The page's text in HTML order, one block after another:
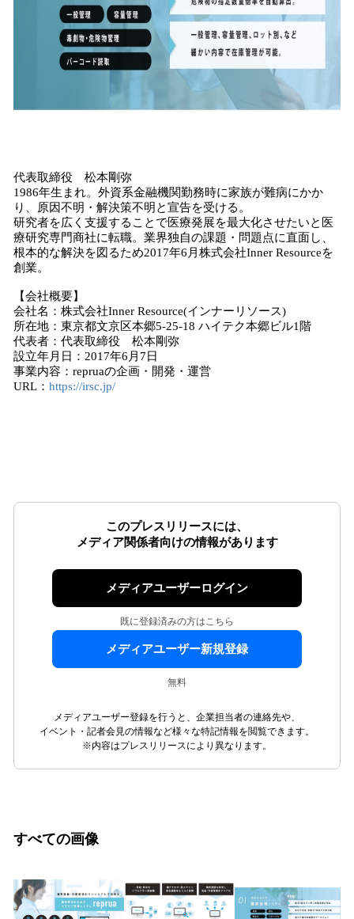
代表取締役 松本剛弥
1986年生まれ。外資系金融機関勤務時に家族が難病にかか
り、原因不明・解決策不明と宣告を受ける。
研究者を広く支援することで医療発展を最大化させたいと医
療研究専門商社に転職。業界独自の課題・問題点に直面し、
根本的な解決を図るため2017年6月株式会社Inner Resourceを
創業。
【会社概要】
会社名：株式会社Inner Resource(インナーリソース)
所在地：東京都文京区本郷5-25-18 ハイテク本郷ビル1階
代表者：代表取締役 松本剛弥
設立年月日：2017年6月7日
事業内容：repruaの企画・開発・運営
URL： https://irsc.jp/
このプレスリリースには、
メディア関係者向けの情報があります
メディアユーザーログイン
既に登録済みの方はこちら
メディアユーザー新規登録
無料
メディアユーザー登録を行うと、企業担当者の連絡先や、
イベント・記者会見の情報など様々な特記情報を閲覧できます。
※内容はプレスリリースにより異なります。
すべての画像